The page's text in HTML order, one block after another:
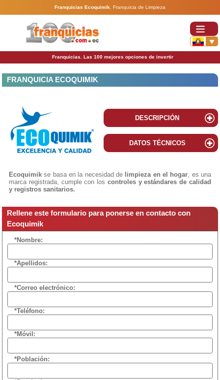
Franquicias Ecoquimik Franquicia de Limpieza
Franquicias. Las 100 mejores opciones de invertir
FRANQUICIA ECOQUIMIK
DESCRIPCIÓN
DATOS TÉCNICOS
Ecoquimik se basa en la necesidad de limpieza en el hogar , es una
marca registrada, cumple con los controles y estándares de calidad
y registros sanitarios.
Rellene este formulario para ponerse en contacto con
Ecoquimik
*Nombre:
*Apellidos:
*Correo electrónico:
*Teléfono:
*Móvil:
*Población: